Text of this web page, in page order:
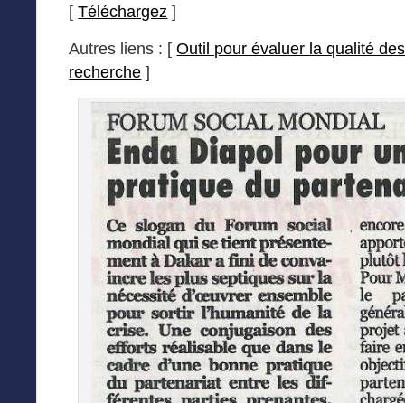
[Téléchargez ]
Autres liens : [Outil pour évaluer la qualité
recherche ]